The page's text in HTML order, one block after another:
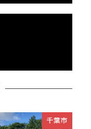
千葉市